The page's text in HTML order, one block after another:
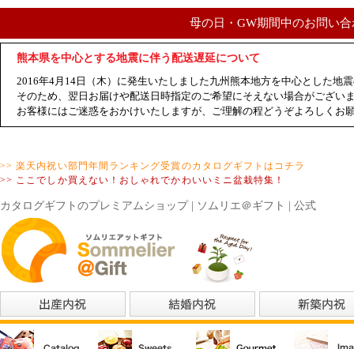
母の日・GW期間中のお問い
熊本県を中心とする地震に伴う配送遅延について
2016年4月14日（木）に発生いたしました九州熊本地方を中心とした地
そのため、翌日お届けや配送日時指定のご希望にそえない場合がござい
お客様にはご迷惑をおかけいたしますが、ご理解の程どうぞよろしくお
>> 楽天内祝い部門年間ランキング受賞のカタログギフトはコチラ
>> ここでしか買えない！おしゃれでかわいいミニ盆栽特集！
カタログギフトのプレミアムショップ | ソムリエ＠ギフト | 公式